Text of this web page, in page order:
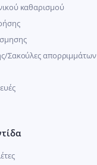
καθαρισμού
Σακούλες απορριμμάτων